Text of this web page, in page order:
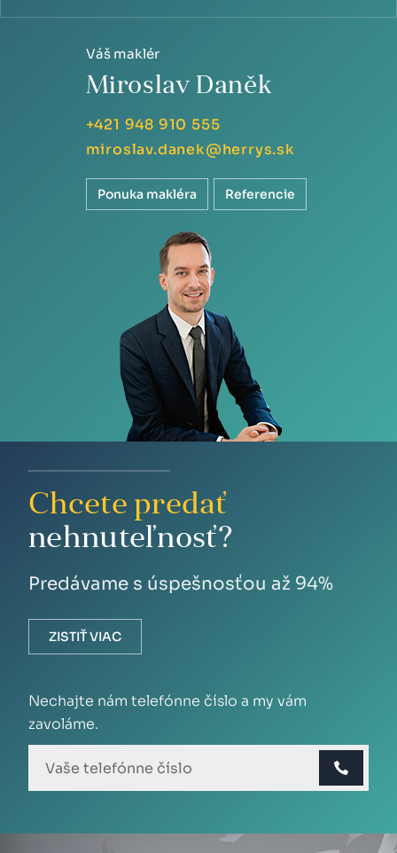
Váš maklér
Miroslav Daněk
+421 948 910 555
miroslav.danek@herrys.sk
Ponuka makléra Referencie
Chcete predať
nehnuteľnosť?
Predávame s úspešnosťou až 94%
ZISTIŤ VIAC
Nechajte nám telefónne číslo a my vám
zavoláme.